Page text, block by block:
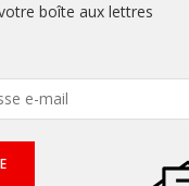
boîte aux lettres